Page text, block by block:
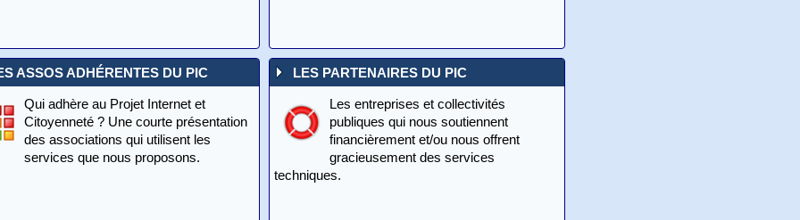
ASSOS ADHÉRENTES DU PIC
Qui adhère au Projet Internet et
Citoyenneté ? Une courte présentation
des associations qui utilisent les
services que nous proposons.
LES PARTENAIRES DU PIC
Les entreprises et collectivités
publiques qui nous soutiennent
financièrement et/ou nous offrent
gracieusement des services
techniques.